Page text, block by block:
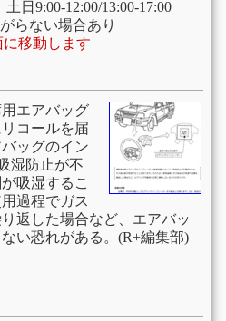
日9:00-12:00/13:00-17:00
らない場合あり
移動します
用エアバッグ
コールを届
ッグのイン
湿防止が不
吸湿するこ
過程でガス
返した場合など、エアバッ
い恐れがある。(R+編集部)